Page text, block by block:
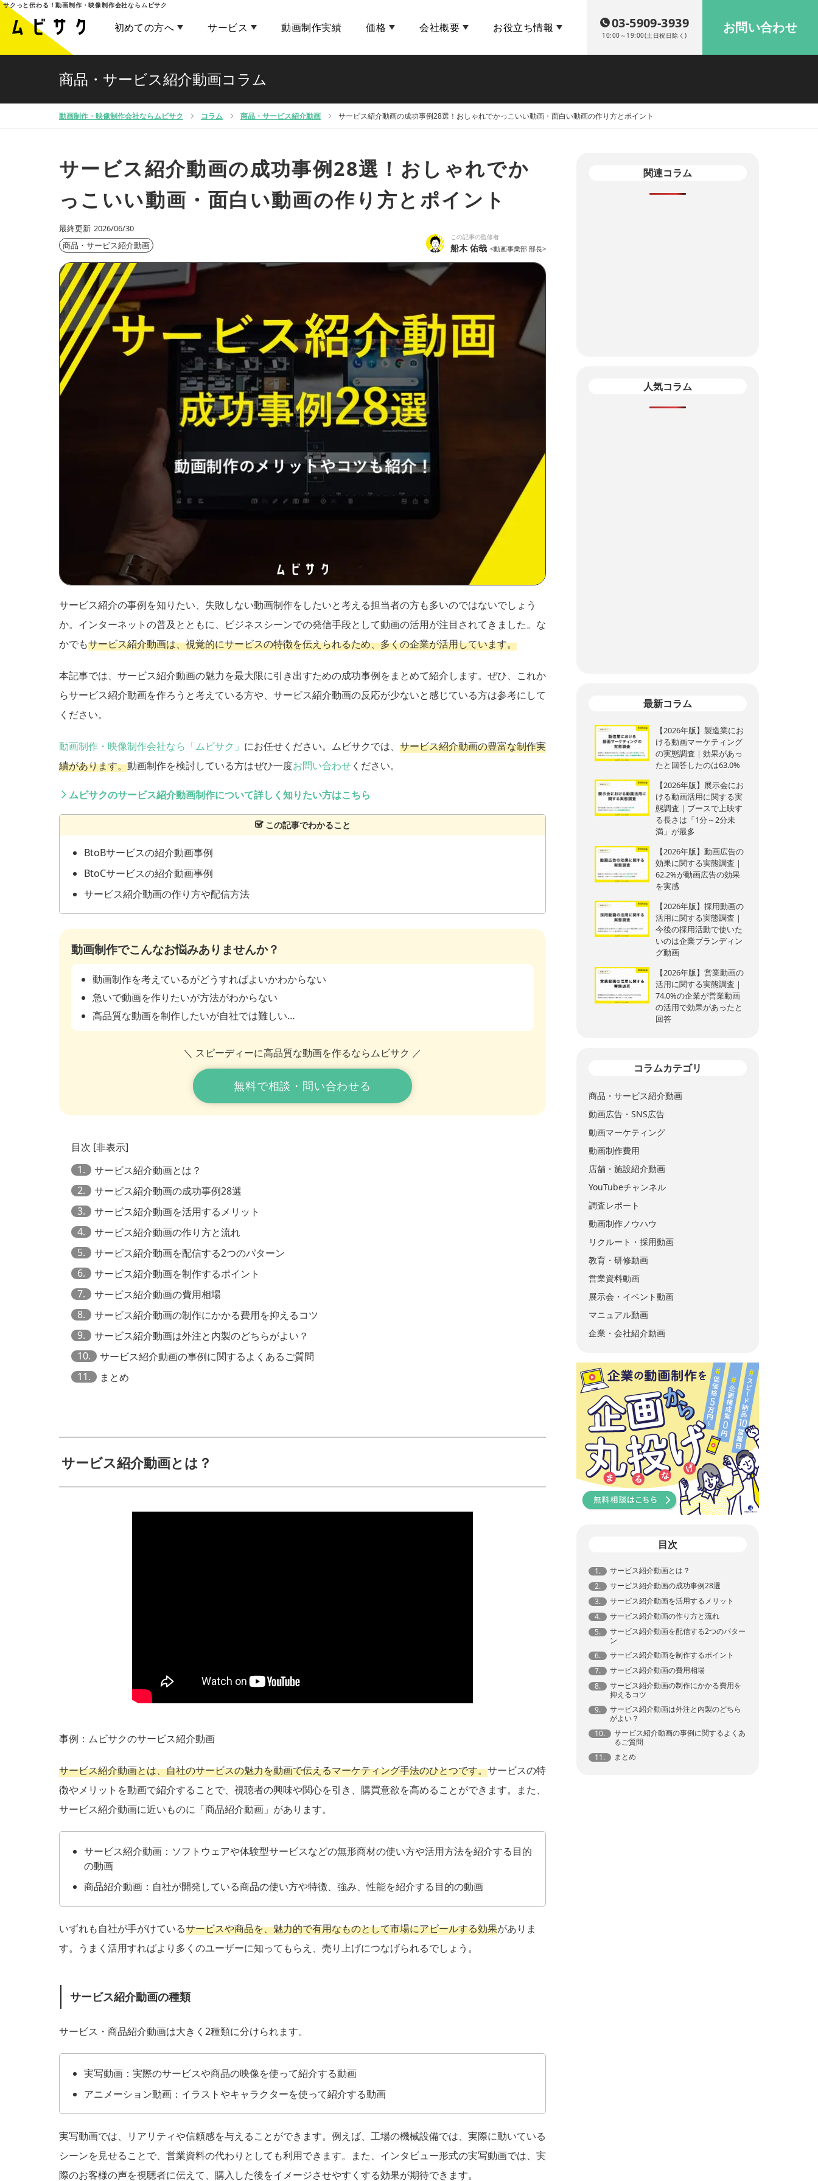
03-5909-3939
10:00～19:00(土日祝日除く) お問い合わせ
初めての方へ サービス 動画制作実績 価格 会社概要 お役立ち情報
サクっと伝わる！動画制作・映像制作会社ならムビサク
商品・サービス紹介動画コラム
動画制作・映像制作会社ならムビサク コラム 商品・サービス紹介動画 サービス紹介動画の成功事例28選！おしゃれでかっこいい動画・面白い動画の作り方とポイント
サービス紹介動画の成功事例28選！おしゃれでか
っこいい動画・面白い動画の作り方とポイント
最終更新 2026/06/30
商品・サービス紹介動画
この記事の監修者
船木 佑哉 <動画事業部 部長>
サービス紹介の事例を知りたい、失敗しない動画制作をしたいと考える担当者の方も多いのではないでしょう
か。インターネットの普及とともに、ビジネスシーンでの発信手段として動画の活用が注目されてきました。な
かでもサービス紹介動画は、視覚的にサービスの特徴を伝えられるため、多くの企業が活用しています。
本記事では、サービス紹介動画の魅力を最大限に引き出すための成功事例をまとめて紹介します。ぜひ、これか
らサービス紹介動画を作ろうと考えている方や、サービス紹介動画の反応が少ないと感じている方は参考にして
ください。
動画制作・映像制作会社なら「ムビサク」 にお任せください。ムビサクでは、 サービス紹介動画の豊富な制作実
績があります。動画制作を検討している方はぜひ一度お問い合わせください。
ムビサクのサービス紹介動画制作について詳しく知りたい方はこちら
BtoBサービスの紹介動画事例
BtoCサービスの紹介動画事例
サービス紹介動画の作り方や配信方法
動画制作でこんなお悩みありませんか？
動画制作を考えているがどうすればよいかわからない
急いで動画を作りたいが方法がわからない
高品質な動画を制作したいが自社では難しい…
＼ スピーディーに高品質な動画を作るならムビサク ／
無料で相談・問い合わせる
目次 [非表示]
1.
サービス紹介動画とは？
2.
サービス紹介動画の成功事例28選
3.
サービス紹介動画を活用するメリット
4.
サービス紹介動画の作り方と流れ
5.
サービス紹介動画を配信する2つのパターン
6.
サービス紹介動画を制作するポイント
7.
サービス紹介動画の費用相場
8.
サービス紹介動画の制作にかかる費用を抑えるコツ
9.
サービス紹介動画は外注と内製のどちらがよい？
10.
サービス紹介動画の事例に関するよくあるご質問
11.
まとめ
サービス紹介動画とは？
事例：ムビサクのサービス紹介動画
サービス紹介動画とは、自社のサービスの魅力を動画で伝えるマーケティング手法のひとつです。サービスの特
徴やメリットを動画で紹介することで、視聴者の興味や関心を引き、購買意欲を高めることができます。また、
サービス紹介動画に近いものに「商品紹介動画」があります。
サービス紹介動画：ソフトウェアや体験型サービスなどの無形商材の使い方や活用方法を紹介する目的
の動画
商品紹介動画：自社が開発している商品の使い方や特徴、強み、性能を紹介する目的の動画
いずれも自社が手がけているサービスや商品を、魅力的で有用なものとして市場にアピールする効果がありま
す。うまく活用すればより多くのユーザーに知ってもらえ、売り上げにつなげられるでしょう。
サービス紹介動画の種類
サービス・商品紹介動画は大きく2種類に分けられます。
実写動画：実際のサービスや商品の映像を使って紹介する動画
アニメーション動画：イラストやキャラクターを使って紹介する動画
実写動画では、リアリティや信頼感を与えることができます。例えば、工場の機械設備では、実際に動いている
シーンを見せることで、営業資料の代わりとしても利用できます。また、インタビュー形式の実写動画では、実
際のお客様の声を視聴者に伝えて、購入した後をイメージさせやすくする効果が期待できます。
関連コラム
人気コラム
最新コラム
【2026年版】製造業にお
ける動画マーケティング
の実態調査｜効果があっ
たと回答したのは63.0%
【2026年版】展示会にお
ける動画活用に関する実
態調査｜ブースで上映す
る長さは「1分～2分未
満」が最多
【2026年版】動画広告の
効果に関する実態調査｜
62.2%が動画広告の効果
を実感
【2026年版】採用動画の
活用に関する実態調査｜
今後の採用活動で使いた
いのは企業ブランディン
グ動画
【2026年版】営業動画の
活用に関する実態調査｜
74.0%の企業が営業動画
の活用で効果があったと
回答
コラムカテゴリ
商品・サービス紹介動画
動画広告・SNS広告
動画マーケティング
動画制作費用
店舗・施設紹介動画
YouTubeチャンネル
調査レポート
動画制作ノウハウ
リクルート・採用動画
教育・研修動画
営業資料動画
展示会・イベント動画
マニュアル動画
企業・会社紹介動画
目次
1.
サービス紹介動画とは？
2.
サービス紹介動画の成功事例28選
3.
サービス紹介動画を活用するメリット
4.
サービス紹介動画の作り方と流れ
5.
サービス紹介動画を配信する2つのパター
ン
6.
サービス紹介動画を制作するポイント
7.
サービス紹介動画の費用相場
8.
サービス紹介動画の制作にかかる費用を
抑えるコツ
9.
サービス紹介動画は外注と内製のどちら
がよい？
10.
サービス紹介動画の事例に関するよくあ
るご質問
11.
まとめ